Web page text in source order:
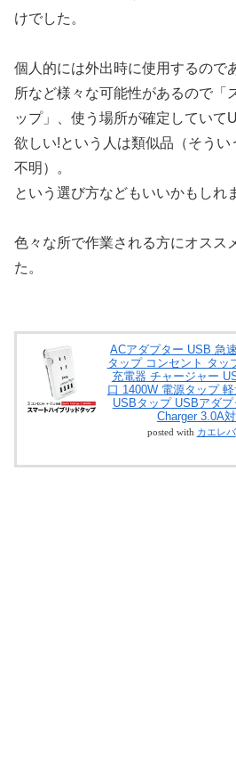
けでした。
個人的には外出時に使用するので
所など様々な可能性があるので「
ップ」、使う場所が確定していて
欲しい!という人は類似品（そうい
不明）。
という選び方などもいいかもしれ
色々な所で作業される方にオスス
た。
ACアダプター USB 急
タップ コンセント タッ
充電器 チャージャー
口 1400W 電源タップ
USBタップ USBアダ
Charger 3.0A
posted with カエレバ